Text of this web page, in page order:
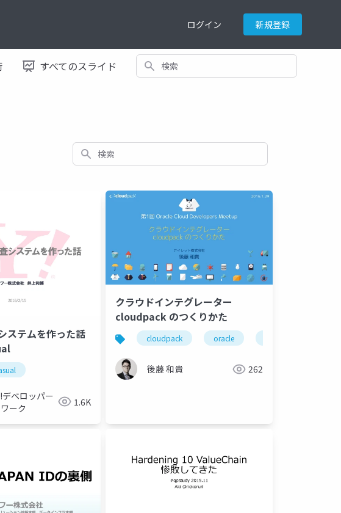
ログイン 新規登録
すべてのスライド 検索
検索
ステムを作った話
ベロッパー
ーク
1.6K
クラウドインテグレーター
cloudpack のつくりかた
cloudpack oracle
後藤 和貴 262